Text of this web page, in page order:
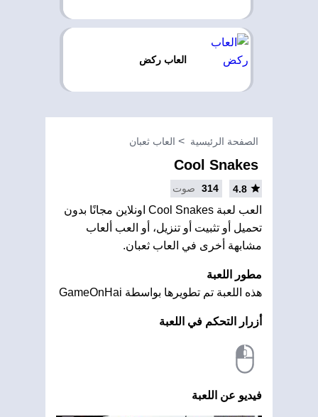
العاب ركض
الصفحة الرئيسية العاب ثعبان
Cool Snakes
4.8
314 صوت
العب لعبة Cool Snakes اونلاين مجانًا بدون
تحميل أو تثبيت أو تنزيل، أو العب ألعاب
مشابهة أخرى في العاب ثعبان.
مطور اللعبة
هذه اللعبة تم تطويرها بواسطة GameOnHai
أزرار التحكم في اللعبة
فيديو عن اللعبة